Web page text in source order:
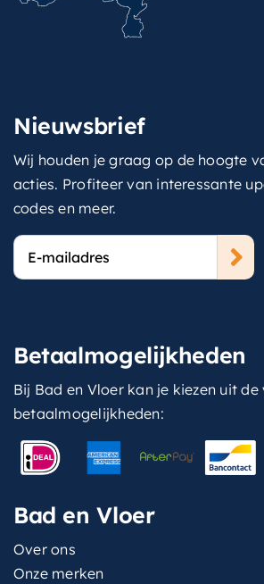
Nieuwsbrief
Wij houden je graag op de hoogte
acties. Profiteer van interessante
codes en meer.
E-
mailadres
Betaalmogelijkheden
Bij Bad en Vloer kan je kiezen uit
betaalmogelijkheden:
Bad en Vloer
Over ons
Onze merken